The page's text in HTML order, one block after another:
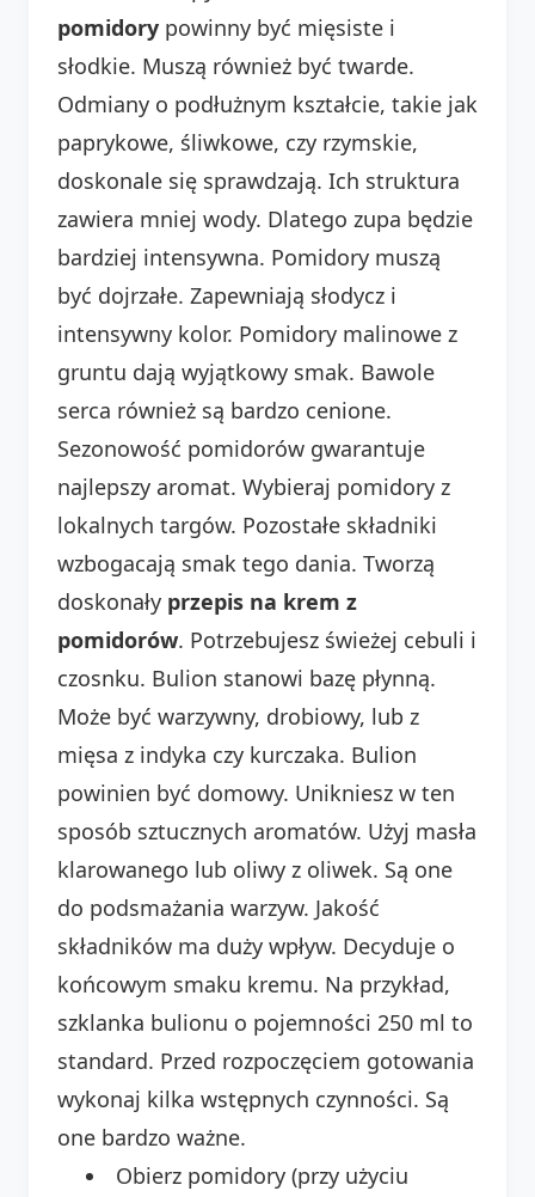
pomidory powinny być mięsiste i
słodkie. Muszą również być twarde.
Odmiany o podłużnym kształcie, takie jak
paprykowe, śliwkowe, czy rzymskie,
doskonale się sprawdzają. Ich struktura
zawiera mniej wody. Dlatego zupa będzie
bardziej intensywna. Pomidory muszą
być dojrzałe. Zapewniają słodycz i
intensywny kolor. Pomidory malinowe z
gruntu dają wyjątkowy smak. Bawole
serca również są bardzo cenione.
Sezonowość pomidorów gwarantuje
najlepszy aromat. Wybieraj pomidory z
lokalnych targów. Pozostałe składniki
wzbogacają smak tego dania. Tworzą
doskonały przepis na krem z
pomidorów. Potrzebujesz świeżej cebuli i
czosnku. Bulion stanowi bazę płynną.
Może być warzywny, drobiowy, lub z
mięsa z indyka czy kurczaka. Bulion
powinien być domowy. Unikniesz w ten
sposób sztucznych aromatów. Użyj masła
klarowanego lub oliwy z oliwek. Są one
do podsmażania warzyw. Jakość
składników ma duży wpływ. Decyduje o
końcowym smaku kremu. Na przykład,
szklanka bulionu o pojemności 250 ml to
standard. Przed rozpoczęciem gotowania
wykonaj kilka wstępnych czynności. Są
one bardzo ważne.
Obierz pomidory (przy użyciu